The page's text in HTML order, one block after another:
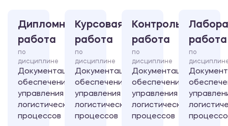
Дипломная
работа
по
дисциплине
Документационное
обеспечение
управления
логистических
процессов
Курсовая
работа
по
дисциплине
Документационное
обеспечение
управления
логистических
процессов
Контрольная
работа
по
дисциплине
Документационное
обеспечение
управления
логистических
процессов
работа
по